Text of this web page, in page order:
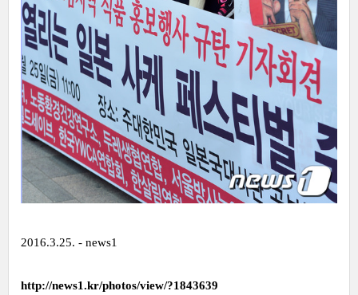
2016.3.25. - news1
http://news1.kr/photos/view/?1843639